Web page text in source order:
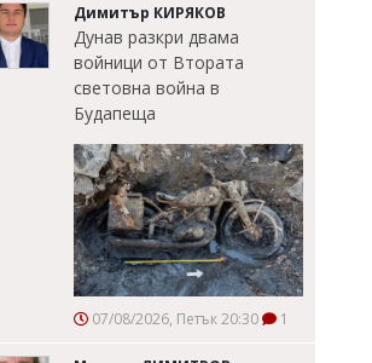
Димитър КИРЯКОВ
Дунав разкри двама
войници от Втората
световна война в
Будапеща
07/08/2026, Петък 20:30 1